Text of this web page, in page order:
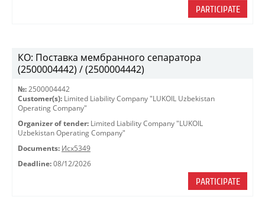
PARTICIPATE
КО: Поставка мембранного сепаратора
(2500004442) / (2500004442)
№: 2500004442
Customer(s): Limited Liability Company "LUKOIL Uzbekistan
Operating Company"
Organizer of tender: Limited Liability Company "LUKOIL
Uzbekistan Operating Company"
Documents: Исх5349
Deadline: 08/12/2026
PARTICIPATE